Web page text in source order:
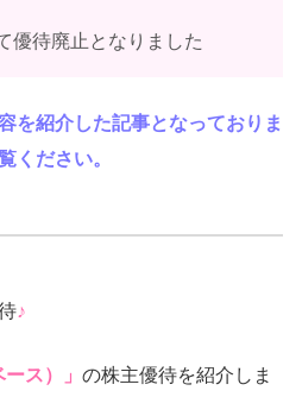
優待廃止となりました
を紹介した記事となっておりま
ください。
♪
ス）」 の株主優待を紹介しま